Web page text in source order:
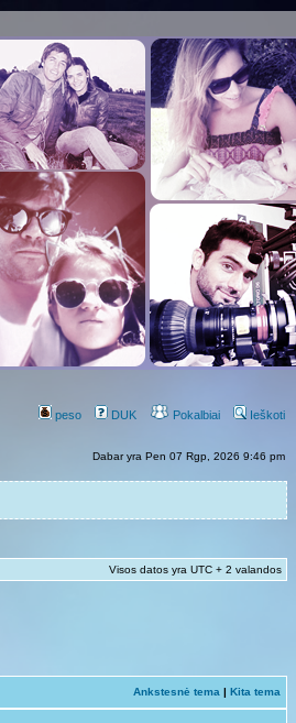
peso
DUK Pokalbiai Ieškoti
Dabar yra Pen 07 Rgp, 2026 9:46 pm
Visos datos yra UTC + 2 valandos
Ankstesnė tema | Kita tema